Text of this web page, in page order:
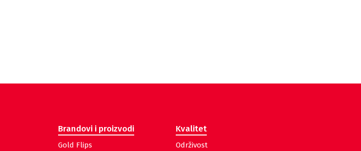
Brandovi i proizvodi
Gold Flips
Kvalitet
Održivost